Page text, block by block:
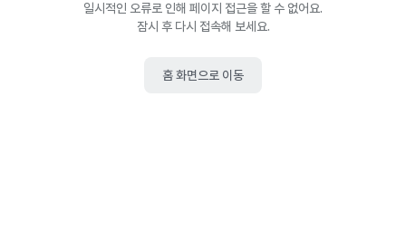
일시적인 오류로 인해 페이지 접근을 할 수 없어요.
잠시 후 다시 접속해 보세요.
홈 화면으로 이동